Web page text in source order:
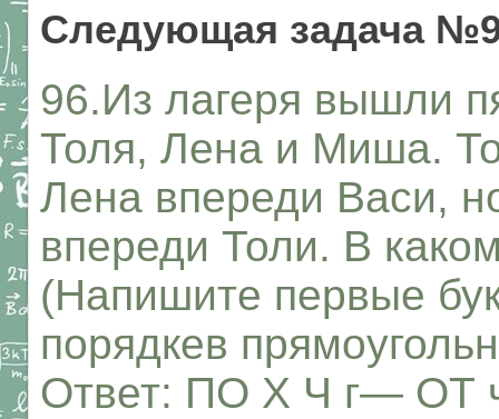
Следующая задача
96.Из лагеря вышли
Толя, Лена и Миша.
Лена впереди Васи,
впереди Толи. В
(Напишите первые
порядкев
Ответ: ПО X Ч г— ОТ